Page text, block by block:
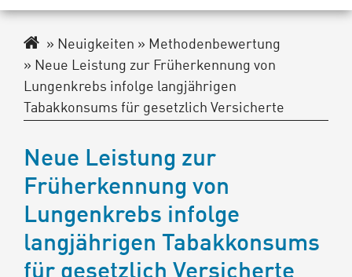
oder
Navigationspfad
Neuigkeiten
Methodenbewertung
Neue Leistung zur Früherkennung von
Lungenkrebs infolge langjährigen
Tabakkonsums für gesetzlich Versicherte
Neue Leistung zur
Früherkennung von
Lungenkrebs infolge
langjährigen Tabakkonsums
für gesetzlich Versicherte